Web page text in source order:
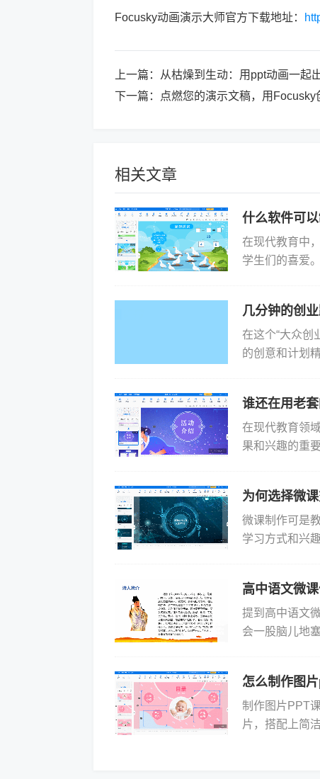
Focusky动画演示大师官方下载地址：
上一篇：
从枯燥到生动：用ppt动画一起
下一篇：
点燃您的演示文稿，用Focusky
相关文章
什么软件可
在现代教育中
学生们的喜爱
几分钟的创
在这个“大众创
的创意和计划
谁还在用老
在现代教育领
果和兴趣的重
为何选择微
微课制作可是
学习方式和兴
高中语文微
提到高中语文
会一股脑儿地
怎么制作图
制作图片PPT
片，搭配上简